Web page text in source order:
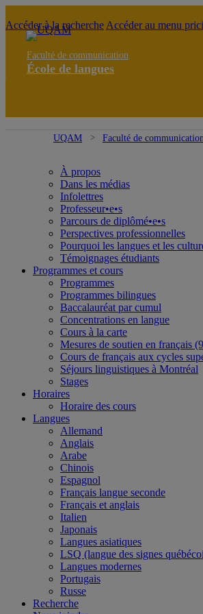
Accéder à la recherche Accéder au menu
Faculté de communication
École de langues
UQAM Faculté de
À propos
Dans les médias
Infolettres
Professeur•e•s
Parcours de diplômé•e•s
Perspectives professionnelles
Pourquoi les langues et les
Témoignages étudiants
Programmes et cours
Programmes
Programmes bilingues
Baccalauréat par cumul
Concentrations en langue
Cours à la carte
Mesures de soutien en français
Cours de français aux cycles
Séjours linguistiques à Montréal
Stages
Horaires
Horaire des cours
Langues
Allemand
Anglais
Arabe
Chinois
Espagnol
Français langue seconde
Français et anglais
Italien
Japonais
Langues asiatiques
LSQ (langue des signes
Langues modernes
Portugais
Russe
Recherche